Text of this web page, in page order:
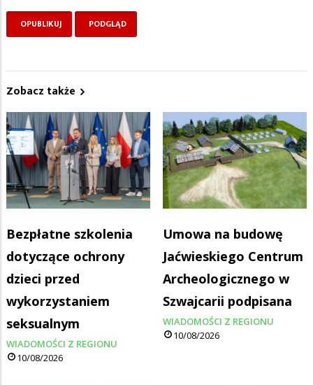
Zobacz także
Bezpłatne szkolenia
dotyczące ochrony
dzieci przed
wykorzystaniem
seksualnym
WIADOMOŚCI Z REGIONU
10/08/2026
Umowa na budowę
Jaćwieskiego Centrum
Archeologicznego w
Szwajcarii podpisana
WIADOMOŚCI Z REGIONU
10/08/2026